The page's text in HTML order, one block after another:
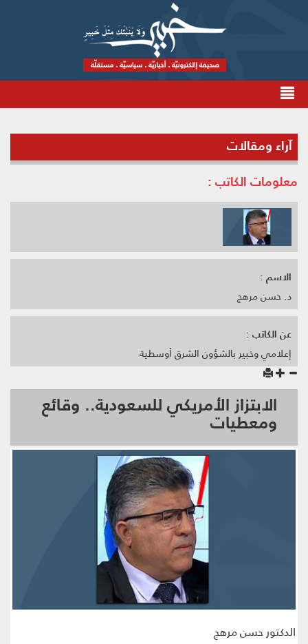
آراء ومقالات
معلومات الكاتب :
الاسم :
د. حسن مرهج
عن الكاتب :
إعلامي وخبير بالشؤون الشرق أوسطية
الابتزاز الأمريكي للسعودية.. وقائع
ومعطيات
الدكتور حسن مرهج